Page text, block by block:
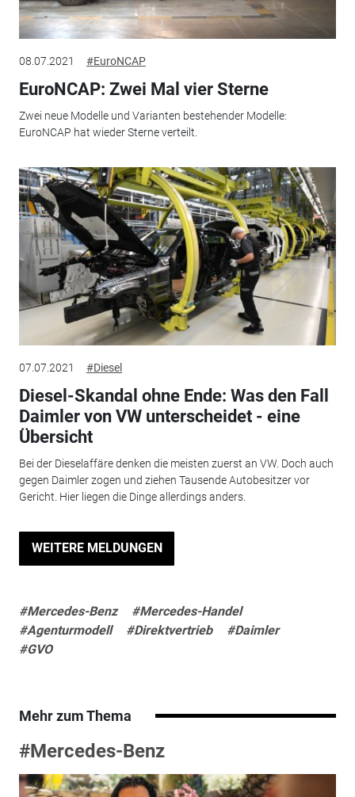
08.07.2021 #EuroNCAP
EuroNCAP: Zwei Mal vier Sterne
Zwei neue Modelle und Varianten bestehender Modelle:
EuroNCAP hat wieder Sterne verteilt.
07.07.2021 #Diesel
Diesel-Skandal ohne Ende: Was den Fall
Daimler von VW unterscheidet - eine
Übersicht
Bei der Dieselaffäre denken die meisten zuerst an VW. Doch auch
gegen Daimler zogen und ziehen Tausende Autobesitzer vor
Gericht. Hier liegen die Dinge allerdings anders.
WEITERE MELDUNGEN
#Mercedes-Benz
#Mercedes-Handel
#Agenturmodell
#Direktvertrieb
#Daimler
#GVO
Mehr zum Thema
#Mercedes-Benz